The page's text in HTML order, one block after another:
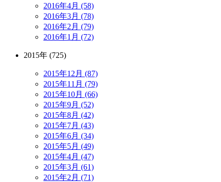
2016年4月 (58)
2016年3月 (78)
2016年2月 (79)
2016年1月 (72)
2015年 (725)
2015年12月 (87)
2015年11月 (79)
2015年10月 (66)
2015年9月 (52)
2015年8月 (42)
2015年7月 (43)
2015年6月 (34)
2015年5月 (49)
2015年4月 (47)
2015年3月 (61)
2015年2月 (71)